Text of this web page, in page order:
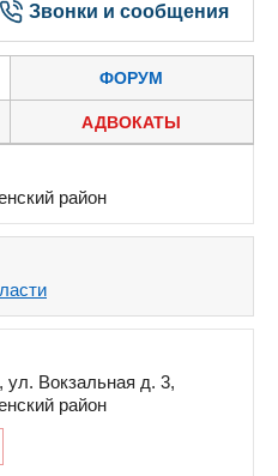
Звонки и сообщения
ФОРУМ
АДВОКАТЫ
район
ул. Вокзальная д. 3,
район